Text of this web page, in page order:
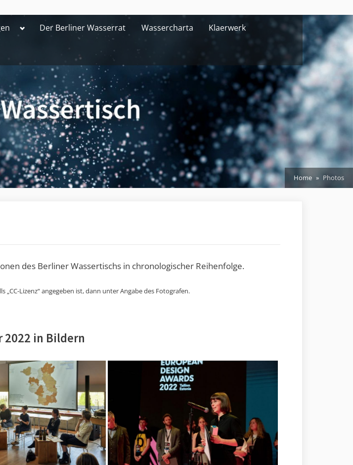
ToggleDer Berliner Wasserrat Wassercharta Klaerwerk
Home Photos
des Berliner Wassertischs in chronologischer Reihenfolge.
Lizenz“ angegeben ist, dann unter Angabe des Fotografen.
2022 in Bildern